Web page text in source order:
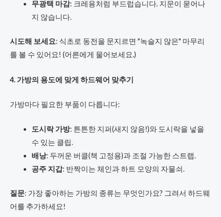
무광택 마감: 크레용처럼 부드럽습니다. 지문이 묻어나
지 않습니다.
시도해 보세요: 식초로 동전을 문지르면 "녹슬지 않은" 마무리
를 볼 수 있어요! (어른에게 물어보세요.)
4. 가방의 용도에 맞게 하드웨어 맞추기
가방마다 필요한 부품이 다릅니다:
도시락 가방: 튼튼한 지퍼(새지 않음!)와 도시락을 넣을
수 있는 클립.
배낭: 두꺼운 버클(책 고정용)과 조절 가능한 스트랩.
공주 지갑: 반짝이는 체인과 하트 모양의 자물쇠.
질문: 가장 좋아하는 가방의 종류는 무엇인가요? 그려서 하드웨
어를 추가하세요!